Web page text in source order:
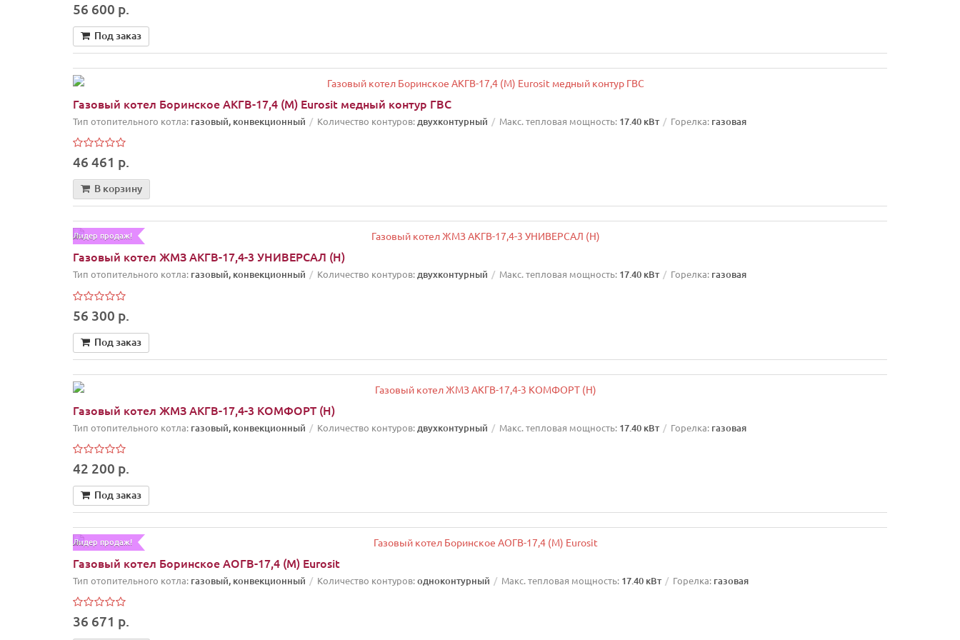
56 600 р.
Под заказ
Газовый котел Боринское АКГВ-17,4 (М) Eurosit медный контур ГВС
Тип отопительного котла: газовый, конвекционный Количество контуров:двухконтурный Макс. тепловая мощность: 17.40 кВт Горелка: газовая
46 461 р.
В корзину
Лидер продаж!
Газовый котел ЖМЗ АКГВ-17,4-3 УНИВЕРСАЛ (Н)
Тип отопительного котла: газовый, конвекционный Количество контуров:двухконтурный Макс. тепловая мощность: 17.40 кВт Горелка: газовая
56 300 р.
Под заказ
Газовый котел ЖМЗ АКГВ-17,4-3 КОМФОРТ (Н)
Тип отопительного котла: газовый, конвекционный Количество контуров: двухконтурный Макс. тепловая мощность: 17.40 кВт Горелка: газовая
42 200 р.
Под заказ
Лидер продаж!
Газовый котел Боринское АОГВ-17,4 (М) Eurosit
Тип отопительного котла: газовый, конвекционный Количество контуров:одноконтурный Макс. тепловая мощность: 17.40 кВт Горелка: газовая
36 671 р.